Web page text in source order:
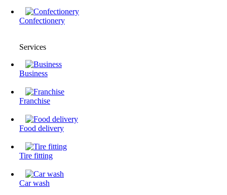
Confectionery
Services
Business
Franchise
Food delivery
Tire fitting
Сar wash